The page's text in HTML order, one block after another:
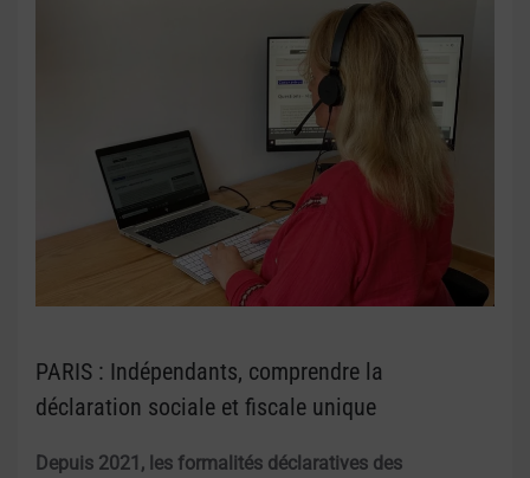
PARIS : Indépendants, comprendre la
déclaration sociale et fiscale unique
Depuis 2021, les formalités déclaratives des